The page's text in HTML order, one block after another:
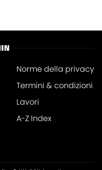
Norme della privacy
Termini & condizioni
Lavori
A-Z Index